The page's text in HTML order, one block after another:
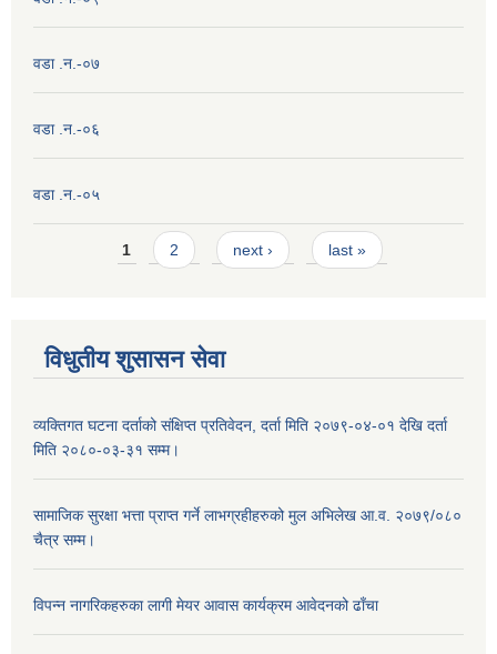
वडा .न.-०७
वडा .न.-०६
वडा .न.-०५
Pages1 2 next › last »
विधुतीय शुसासन सेवा
व्यक्तिगत घटना दर्ताको संक्षिप्त प्रतिवेदन, दर्ता मिति २०७९-०४-०१ देखि दर्ता
मिति २०८०-०३-३१ सम्म।
सामाजिक सुरक्षा भत्ता प्राप्त गर्ने लाभग्रहीहरुको मुल अभिलेख आ.व. २०७९/०८०
चैत्र सम्म।
विपन्न नागरिकहरुका लागी मेयर आवास कार्यक्रम आवेदनको ढाँचा